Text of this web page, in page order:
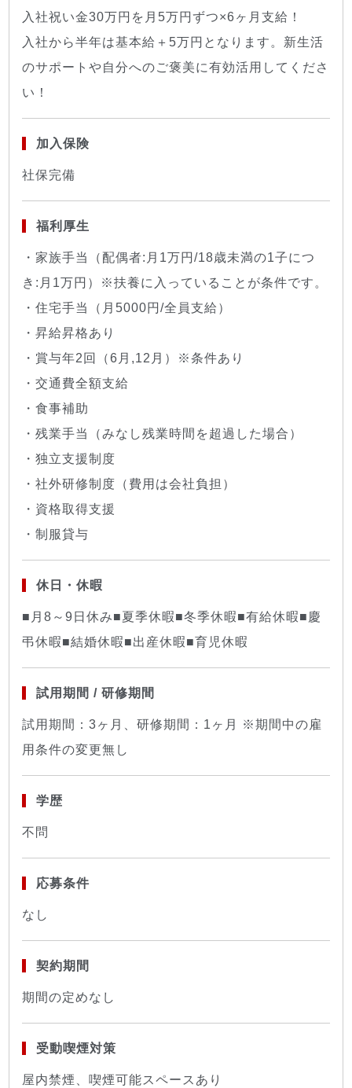
入社祝い金30万円を月5万円ずつ×6ヶ月支給！
入社から半年は基本給＋5万円となります。新生活
のサポートや自分へのご褒美に有効活用してくださ
い！
加入保険
社保完備
福利厚生
・家族手当（配偶者:月1万円/18歳未満の1子につ
き:月1万円）※扶養に入っていることが条件です。
・住宅手当（月5000円/全員支給）
・昇給昇格あり
・賞与年2回（6月,12月）※条件あり
・交通費全額支給
・食事補助
・残業手当（みなし残業時間を超過した場合）
・独立支援制度
・社外研修制度（費用は会社負担）
・資格取得支援
・制服貸与
休日・休暇
■月8～9日休み■夏季休暇■冬季休暇■有給休暇■慶
弔休暇■結婚休暇■出産休暇■育児休暇
試用期間 / 研修期間
試用期間：3ヶ月、研修期間：1ヶ月 ※期間中の雇
用条件の変更無し
学歴
不問
応募条件
なし
契約期間
期間の定めなし
受動喫煙対策
屋内禁煙、喫煙可能スペースあり